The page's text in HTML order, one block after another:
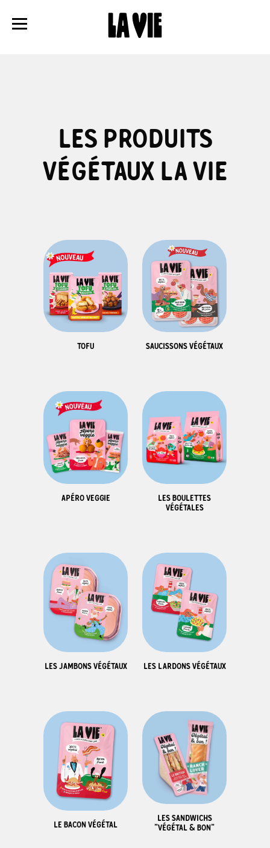
LES PRODUITS
VÉGÉTAUX LA VIE
TOFU SAUCISSONS VÉGÉTAUX
APÉRO VEGGIE
LES BOULETTES
VÉGÉTALES
LES JAMBONS VÉGÉTAUX LES LARDONS VÉGÉTAUX
LE BACON VÉGÉTAL
LES SANDWICHS
"VÉGÉTAL & BON"